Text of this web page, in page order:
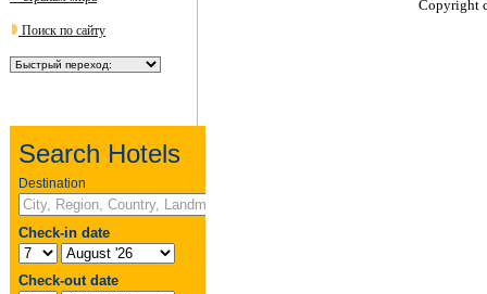
Поиск по сайту
Copyright